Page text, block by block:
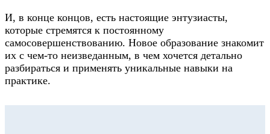
И, в конце концов, есть настоящие энтузиасты,
которые стремятся к постоянному
самосовершенствованию. Новое образование знакомит
их с чем-то неизведанным, в чем хочется детально
разбираться и применять уникальные навыки на
практике.